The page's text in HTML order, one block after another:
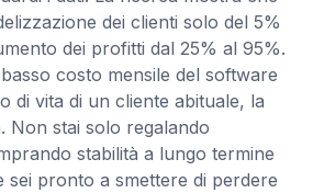
dei clienti solo del 5%
dei profitti dal 25% al 95%.
costo mensile del software
di vita di un cliente abituale, la
Non stai solo regalando
stabilità a lungo termine
sei pronto a smettere di perdere